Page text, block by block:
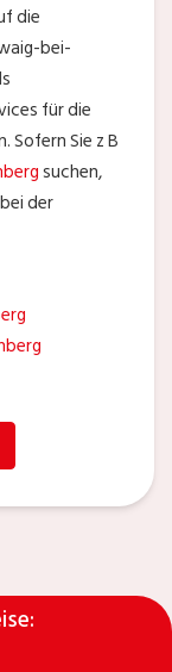
die
bei-
für die
Sie z B
suchen,
der